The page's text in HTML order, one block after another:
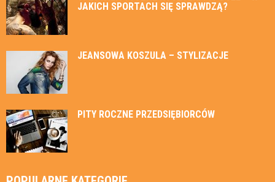
JAKICH SPORTACH SIĘ SPRAWDZĄ?
JEANSOWA KOSZULA – STYLIZACJE
PITY ROCZNE PRZEDSIĘBIORCÓW